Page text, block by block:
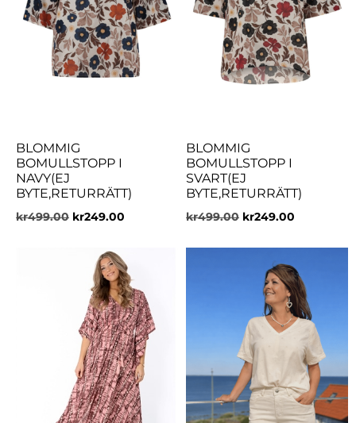
BLOMMIG
BOMULLSTOPP I
NAVY(EJ
BYTE,RETURRÄTT)
kr499.00 kr249.00
BLOMMIG
BOMULLSTOPP I
SVART(EJ
BYTE,RETURRÄTT)
kr499.00 kr249.00